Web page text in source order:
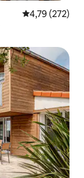
4,79 de uma
4,79 (272)